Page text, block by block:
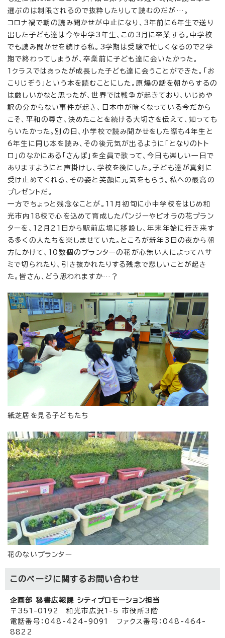
選ぶのは制限されるので抜粋したりして読むのだが…。
コロナ禍で朝の読み聞かせが中止になり、3年前に6年生で送り
出した子ども達は今や中学3年生、この3月に卒業する。中学校
でも読み聞かせを続ける私。3学期は受験で忙しくなるので2学
期で終わってしまうが、卒業前に子ども達に会いたかった。
1クラスではあったが成長した子ども達に会うことができた。「お
こりじぞう」という本を読むことにした。原爆の話を朝からするの
は厳しいかなと思ったが、世界では戦争が起きており、いじめや
訳の分からない事件が起き、日本中が暗くなっている今だから
こそ、平和の尊さ、決めたことを続ける大切さを伝えて、知っても
らいたかった。別の日、小学校で読み聞かせをした際も4年生と
6年生に同じ本を読み、その後元気が出るように「となりのトト
ロ」のなかにある「さんぽ」を全員で歌って、今日も楽しい一日で
ありますようにと声掛けし、学校を後にした。子ども達が真剣に
受け止めてくれる、その姿と笑顔に元気をもらう。私への最高の
プレゼントだ。
一方でちょっと残念なことが。11月初旬に小中学校をはじめ和
光市内18校で心を込めて育成したパンジーやビオラの花プラン
ターを、12月21日から駅前広場に移設し、年末年始に行き来す
る多くの人たちを楽しませていた。ところが新年3日の夜から朝
方にかけて、10数個のプランターの花が心無い人によってハサ
ミで切られたり、引き抜かれたりする残念で悲しいことが起き
た。皆さん、どう思われますか…？
紙芝居を見る子どもたち
花のないプランター
このページに関する お問い合わせ
企画部 秘書広報課 シティプロモーション担当
〒351-0192 和光市広沢1-5 市役所3階
電話番号：048-424-9091 ファクス番号：048-464-
8822